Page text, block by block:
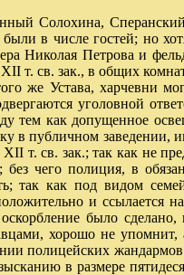
Солохина,
в числе гостей; но
Николая Петрова и
т. св. зак., в общих
же Устава, харчевни
уголовной
тем как допущенное
публичном заведении,
т. св. зак.; так как не
без чего полиция, в
так как под видом
и ссылается
было
хорошо не
полицейских
в размере